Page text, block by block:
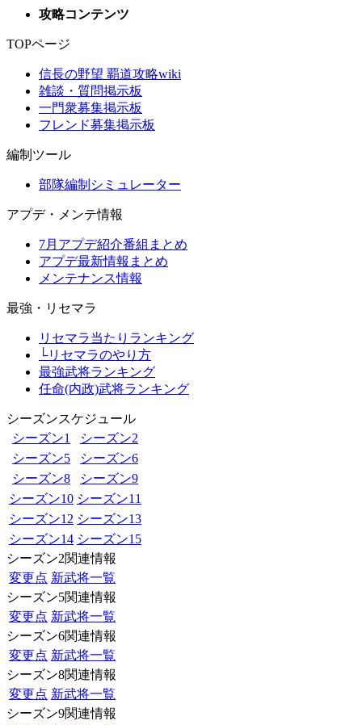
攻略コンテンツ
TOPページ
信長の野望 覇道攻略wiki
雑談・質問掲示板
一門衆募集掲示板
フレンド募集掲示板
編制ツール
部隊編制シミュレーター
アプデ・メンテ情報
7月アプデ紹介番組まとめ
アプデ最新情報まとめ
メンテナンス情報
最強・リセマラ
リセマラ当たりランキング
└リセマラのやり方
最強武将ランキング
任命(内政)武将ランキング
シーズンスケジュール
シーズン1
シーズン2
シーズン5
シーズン6
シーズン8
シーズン9
シーズン10 シーズン11
シーズン12 シーズン13
シーズン14 シーズン15
シーズン2関連情報
変更点 新武将一覧
シーズン5関連情報
変更点 新武将一覧
シーズン6関連情報
変更点 新武将一覧
シーズン8関連情報
変更点 新武将一覧
シーズン9関連情報